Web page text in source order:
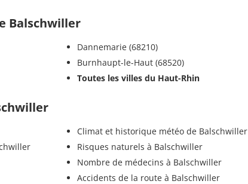
Balschwiller
Dannemarie (68210)
Burnhaupt-le-Haut (68520)
Toutes les villes du Haut-Rhin
Climat et historique météo de Balschwiller
Risques naturels à Balschwiller
Nombre de médecins à Balschwiller
Accidents de la route à Balschwiller